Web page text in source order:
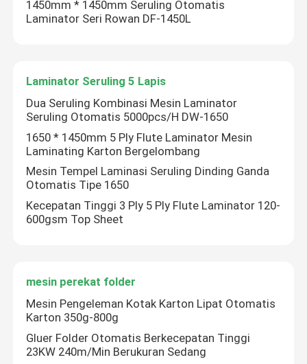
1450mm * 1450mm Seruling Otomatis
Laminator Seri Rowan DF-1450L
Laminator Seruling 5 Lapis
Dua Seruling Kombinasi Mesin Laminator
Seruling Otomatis 5000pcs/H DW-1650
1650 * 1450mm 5 Ply Flute Laminator Mesin
Laminating Karton Bergelombang
Mesin Tempel Laminasi Seruling Dinding Ganda
Otomatis Tipe 1650
Kecepatan Tinggi 3 Ply 5 Ply Flute Laminator 120-
600gsm Top Sheet
mesin perekat folder
Mesin Pengeleman Kotak Karton Lipat Otomatis
Karton 350g-800g
Gluer Folder Otomatis Berkecepatan Tinggi
23KW 240m/Min Berukuran Sedang